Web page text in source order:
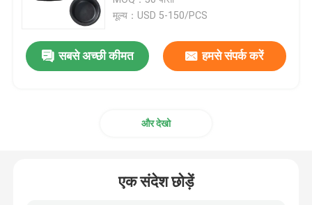
मूल्य：USD 5-150/PCS
सबसे अच्छी कीमत हमसे संपर्क करें
और देखो
एक संदेश छोड़ें